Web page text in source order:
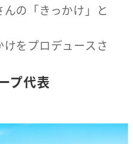
の「きっかけ」と
をプロデュースさ
プ代表